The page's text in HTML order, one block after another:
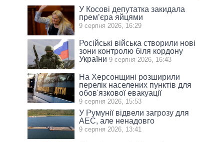
У Косові депутатка закидала
прем’єра яйцями
9 серпня 2026, 16:29
Російські війська створили нові
зони контролю біля кордону
України 9 серпня 2026, 16:43
На Херсонщині розширили
перелік населених пунктів для
обов'язкової евакуації
9 серпня 2026, 15:53
У Румунії відвели загрозу для
АЕС, але ненадовго
9 серпня 2026, 13:41